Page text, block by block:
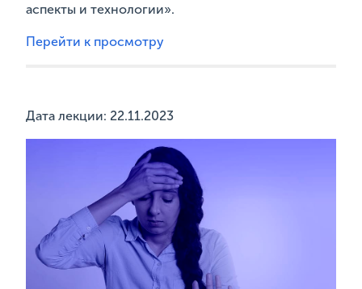
аспекты и технологии».
Перейти к просмотру
Дата лекции: 22.11.2023